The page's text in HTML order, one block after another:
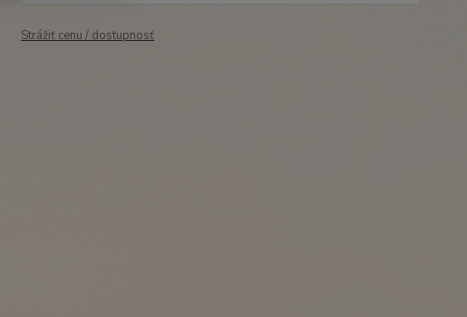
Strážiť cenu / dostupnosť